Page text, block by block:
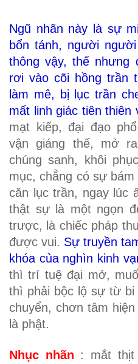
Ngũ nhãn này là sự
bổn tánh, người
thông vậy, thế nhưng
rơi vào cõi hồng trần
làm mê, bị lục trần
mất linh giác tiên thiên
mạt kiếp, đại đạo
vận giáng thế, mở
chúng sanh, khôi
mục, chẳng có sự
căn lục trần, ngay lúc
thật sự là một ngọn
trược, là chiếc pháp
được vui. Sự truyền
khóa của nghìn kinh
thì trí tuệ đại mở,
thì phải bộc lộ sự từ bi
chuyển, chơn tâm
là phật.
Nhục nhãn : mắt thịt